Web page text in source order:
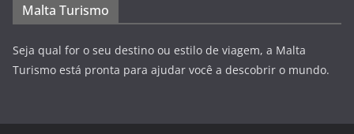
Malta Turismo
Seja qual for o seu destino ou estilo de viagem, a Malta
Turismo está pronta para ajudar você a descobrir o mundo.